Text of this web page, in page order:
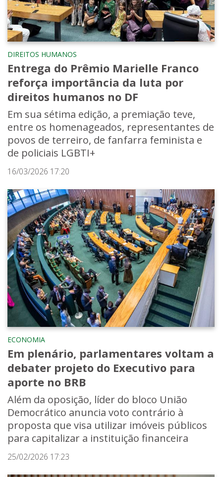
DIREITOS HUMANOS
Entrega do Prêmio Marielle Franco
reforça importância da luta por
direitos humanos no DF
Em sua sétima edição, a premiação teve,
entre os homenageados, representantes de
povos de terreiro, de fanfarra feminista e
de policiais LGBTI+
16/03/2026 17:20
ECONOMIA
Em plenário, parlamentares voltam a
debater projeto do Executivo para
aporte no BRB
Além da oposição, líder do bloco União
Democrático anuncia voto contrário à
proposta que visa utilizar imóveis públicos
para capitalizar a instituição financeira
25/02/2026 17:23